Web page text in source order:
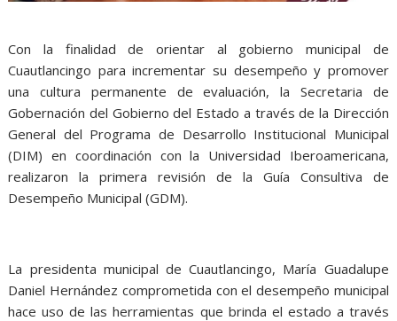
Con la finalidad de orientar al gobierno municipal de
Cuautlancingo para incrementar su desempeño y promover
una cultura permanente de evaluación, la Secretaria de
Gobernación del Gobierno del Estado a través de la Dirección
General del Programa de Desarrollo Institucional Municipal
(DIM) en coordinación con la Universidad Iberoamericana,
realizaron la primera revisión de la Guía Consultiva de
Desempeño Municipal (GDM).
La presidenta municipal de Cuautlancingo, María Guadalupe
Daniel Hernández comprometida con el desempeño municipal
hace uso de las herramientas que brinda el estado a través